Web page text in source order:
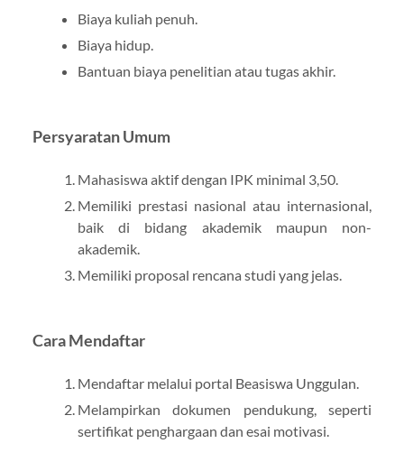
Biaya kuliah penuh.
Biaya hidup.
Bantuan biaya penelitian atau tugas akhir.
Persyaratan Umum
Mahasiswa aktif dengan IPK minimal 3,50.
Memiliki prestasi nasional atau internasional,
baik di bidang akademik maupun non-
akademik.
Memiliki proposal rencana studi yang jelas.
Cara Mendaftar
Mendaftar melalui portal Beasiswa Unggulan.
Melampirkan dokumen pendukung, seperti
sertifikat penghargaan dan esai motivasi.